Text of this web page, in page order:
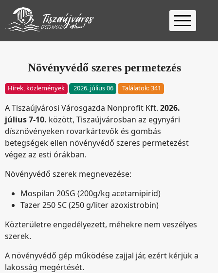
Kezdőlap
Ügyfélfogadás
2026
Keresés
Növényvédő szeres permetezés
Hírek, közlemények 2026. július 06 Találatok: 341
A Tiszaújvárosi Városgazda Nonprofit Kft. 2026.
július 7-10. között, Tiszaújvárosban az egynyári
dísznövényeken rovarkártevők és gombás
betegségek ellen növényvédő szeres permetezést
végez az esti órákban.
Növényvédő szerek megnevezése:
Mospilan 20SG (200g/kg acetamipirid)
Tazer 250 SC (250 g/liter azoxistrobin)
Közterületre engedélyezett, méhekre nem veszélyes
szerek.
A növényvédő gép működése zajjal jár, ezért kérjük a
lakosság megértését.